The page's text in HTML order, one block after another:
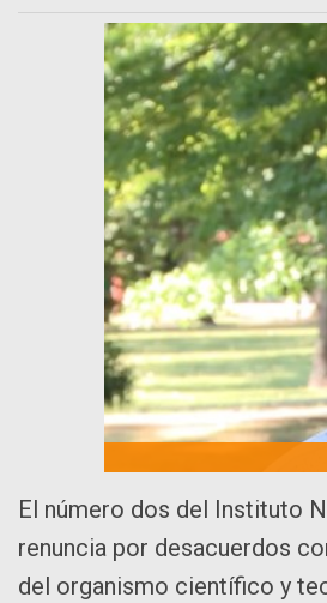
El número dos del Instituto
renuncia por desacuerdos
del organismo científico y